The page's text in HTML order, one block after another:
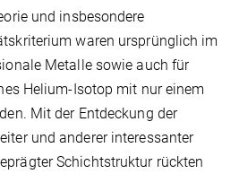
und insbesondere
waren ursprünglich im
Metalle sowie auch für
Helium-Isotop mit nur einem
Mit der Entdeckung der
und anderer interessanter
Schichtstruktur rückten